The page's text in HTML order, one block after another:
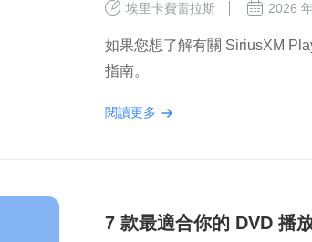
埃里卡費雷拉斯 2026
如果您想了解有關 SiriusXM
指南。
閱讀更多
7 款最適合你的 DVD 播